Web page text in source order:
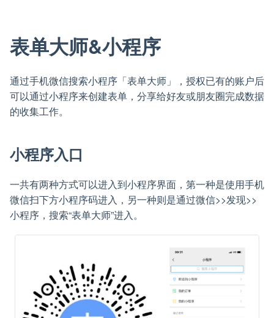
表单大师&小程序
通过手机微信搜索小程序「表单大师」，授权已有的账户后
可以通过小程序来创建表单，分享给好友或朋友圈完成数据
的收集工作。
小程序入口
一共有两种方式可以进入到小程序界面，第一种是使用手机
微信扫下方小程序码进入，另一种则是通过微信>>发现>>
小程序，搜索“表单大师”进入。